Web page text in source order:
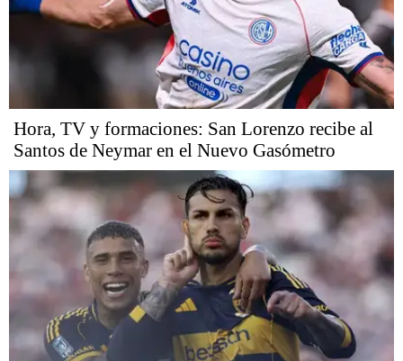
Hora, TV y formaciones: San Lorenzo recibe al
Santos de Neymar en el Nuevo Gasómetro